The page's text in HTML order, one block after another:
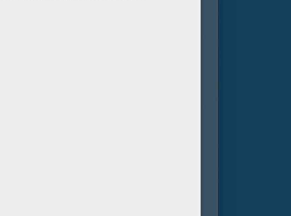
l'Afrique, John Greystoke découvre une
un échantillon, il provoque un cataclysme
la jungle, il est recueilli par des gorilles.